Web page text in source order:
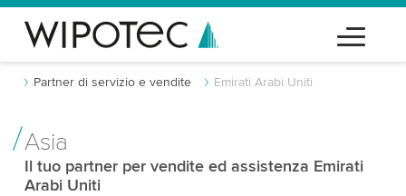
Partner di servizio e vendite Emirati Arabi Uniti
Asia
Il tuo partner per vendite ed assistenza Emirati
Arabi Uniti